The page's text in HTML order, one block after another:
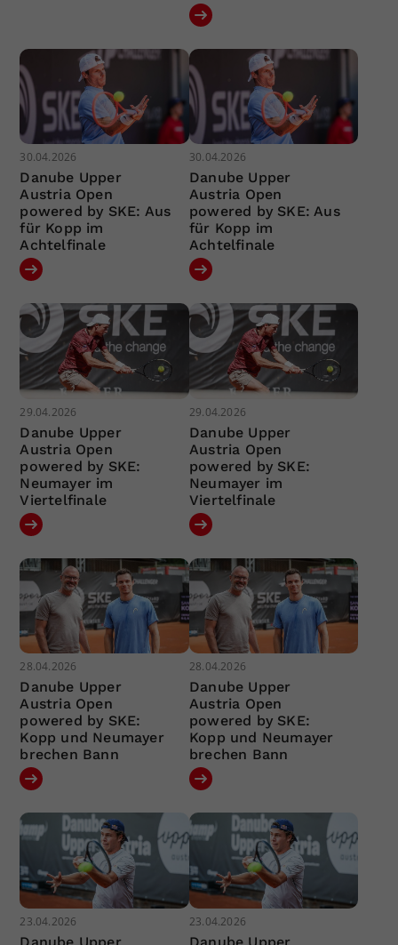
30.04.2026
Danube Upper
Austria Open
powered by SKE: Aus
für Kopp im
Achtelfinale
30.04.2026
Danube Upper
Austria Open
powered by SKE: Aus
für Kopp im
Achtelfinale
29.04.2026
Danube Upper
Austria Open
powered by SKE:
Neumayer im
Viertelfinale
29.04.2026
Danube Upper
Austria Open
powered by SKE:
Neumayer im
Viertelfinale
28.04.2026
Danube Upper
Austria Open
powered by SKE:
Kopp und Neumayer
brechen Bann
28.04.2026
Danube Upper
Austria Open
powered by SKE:
Kopp und Neumayer
brechen Bann
23.04.2026 23.04.2026